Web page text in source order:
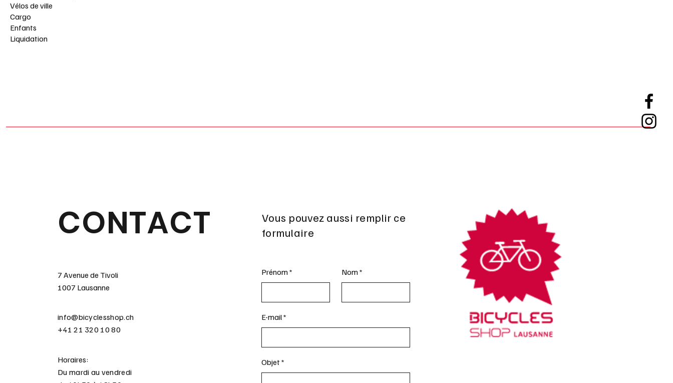
Vélos de ville
Cargo
Enfants
Liquidation
CONTACT
7 Avenue de Tivoli
1007 Lausanne
info@bicyclesshop.ch
+41 21 320 10 80
Horaires:
Du mardi au vendredi
Vous pouvez aussi remplir ce
formulaire
Prénom Nom
E-mail
Objet